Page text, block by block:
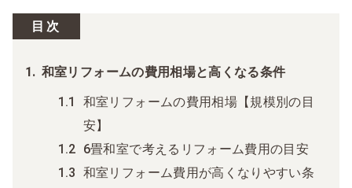
目次
和室リフォームの費用相場と高くなる条件
和室リフォームの費用相場【規模別の目
安】
6畳和室で考えるリフォーム費用の目安
和室リフォーム費用が高くなりやすい条